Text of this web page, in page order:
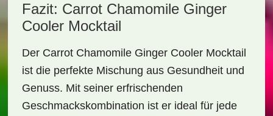
Fazit: Carrot Chamomile Ginger
Cooler Mocktail
Der Carrot Chamomile Ginger Cooler Mocktail
ist die perfekte Mischung aus Gesundheit und
Genuss. Mit seiner erfrischenden
Geschmackskombination ist er ideal für jede